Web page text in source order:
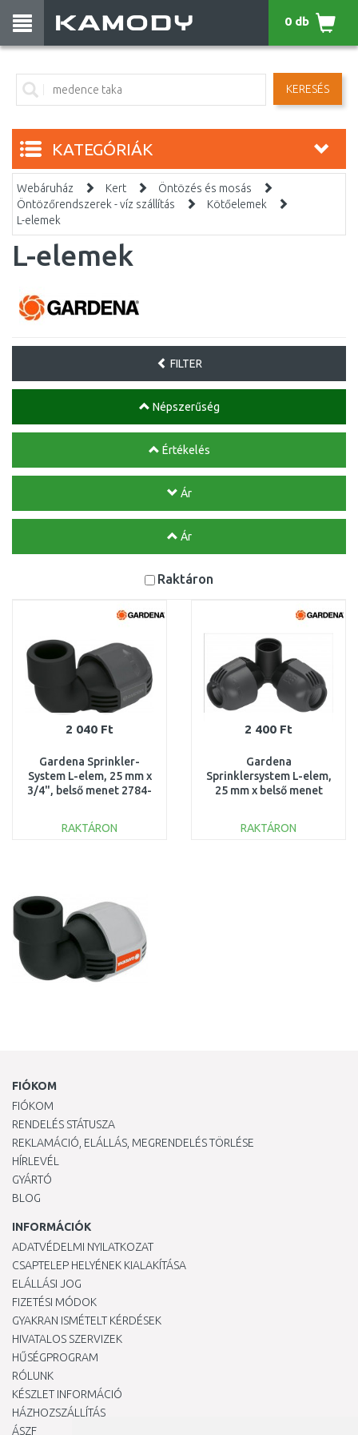
KERESÉS
0 db
KATEGÓRIÁK
Webáruház Kert
Öntözés és mosás
Öntözőrendszerek - víz szállítás
Kötőelemek
L-elemek
L-elemek
FILTER
Népszerűség
Értékelés
Ár
Ár
Raktáron
2 040 Ft
Gardena Sprinkler-
System L-elem, 25 mm x
3/4", belső menet 2784-
RAKTÁRON
2 400 Ft
Gardena
Sprinklersystem L-elem,
25 mm x belső menet
RAKTÁRON
FIÓKOM
FIÓKOM
RENDELÉS STÁTUSZA
REKLAMÁCIÓ, ELÁLLÁS, MEGRENDELÉS TÖRLÉSE
HÍRLEVÉL
GYÁRTÓ
BLOG
INFORMÁCIÓK
ADATVÉDELMI NYILATKOZAT
CSAPTELEP HELYÉNEK KIALAKÍTÁSA
ELÁLLÁSI JOG
FIZETÉSI MÓDOK
GYAKRAN ISMÉTELT KÉRDÉSEK
HIVATALOS SZERVIZEK
HŰSÉGPROGRAM
RÓLUNK
KÉSZLET INFORMÁCIÓ
HÁZHOZSZÁLLÍTÁS
ÁSZF